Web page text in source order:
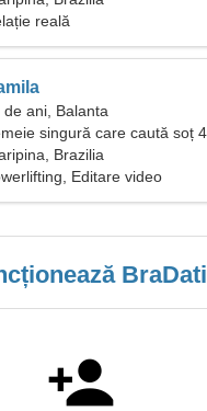
reală
de ani, Balanta
singură care caută soț
Brazilia
Editare video